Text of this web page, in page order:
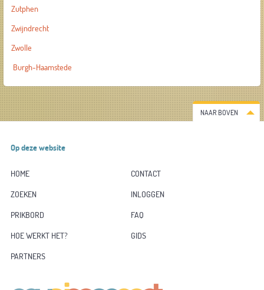
Zutphen
Zwijndrecht
Zwolle
Burgh-Haamstede
NAAR BOVEN
Op deze website
HOME
CONTACT
ZOEKEN
INLOGGEN
PRIKBORD
FAQ
HOE WERKT HET?
GIDS
PARTNERS